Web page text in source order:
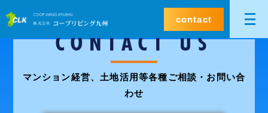
contact
CONTACT US
マンション経営、土地活用等各種ご相談・お問い合
わせ